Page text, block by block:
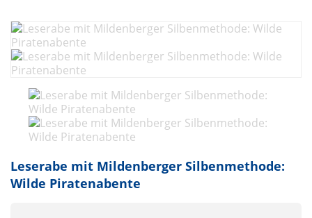
Leserabe mit Mildenberger Silbenmethode:
Wilde Piratenabente